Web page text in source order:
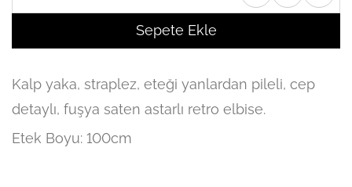
Kalp yaka, straplez, eteği yanlardan pileli, cep
detaylı, fuşya saten astarlı retro elbise.
Etek Boyu: 100cm
Sepete Ekle